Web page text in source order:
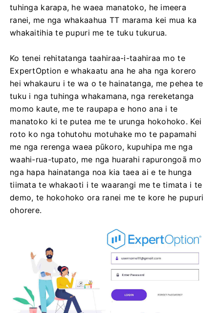
tuhinga karapa, he waea manatoko, he imeera
ranei, me nga whakaahua TT marama kei mua ka
whakaitihia te pupuri me te tuku tukurua.
Ko tenei rehitatanga taahiraa-i-taahiraa mo te
ExpertOption e whakaatu ana he aha nga korero
hei whakauru i te wa o te hainatanga, me pehea te
tuku i nga tuhinga whakamana, nga rereketanga
momo kaute, me te raupapa e hono ana i te
manatoko ki te putea me te urunga hokohoko. Kei
roto ko nga tohutohu motuhake mo te papamahi
me nga rerenga waea pūkoro, kupuhipa me nga
waahi-rua-tupato, me nga huarahi rapurongoā mo
nga hapa hainatanga noa kia taea ai e te hunga
tiimata te whakaoti i te waarangi me te timata i te
demo, te hokohoko ora ranei me te kore he pupuri
ohorere.